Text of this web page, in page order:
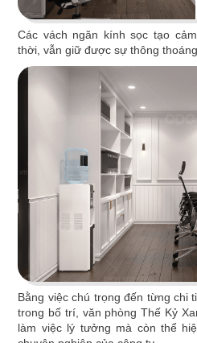
nội thất được bố trí hài
nhấn với gam
Chi
VĂN PHÒNG
Văn phòng Công ty Sơn
Các vách ngăn kính sọc tạo
thời, vẫn giữ được sự thông
Bằng việc chú trọng đến từng chi
trong bố trí, văn phòng Thế Kỷ
làm việc lý tưởng mà còn thể